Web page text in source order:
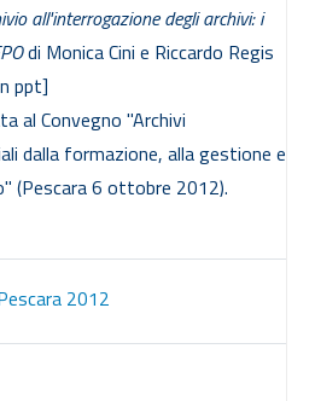
all'interrogazione degli archivi: i
di Monica Cini e Riccardo Regis
ppt]
al Convegno "Archivi
dalla formazione, alla gestione e
(Pescara 6 ottobre 2012).
2012